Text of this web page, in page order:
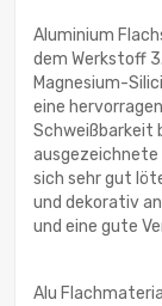
Aluminium
dem Werkstoff
Magnesium-
eine
Schweißbarkeit
sich sehr gut
und dekorativ
und eine gute
Alu